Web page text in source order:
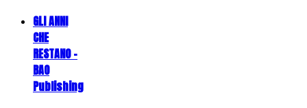
GLI ANNI
CHE
RESTANO -
BAO
Publishing